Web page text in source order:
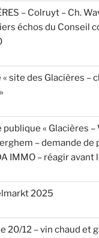
– Colruyt – Ch.
échos du Conseil
site des Glacières –
« Glacières –
– demande de
IMMO – réagir avant
2025
20/12 – vin chaud et